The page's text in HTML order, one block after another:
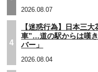
2026.08.07
4
【迷惑行為】日本三
車”…道の駅からは嘆
バー」
2026.08.04